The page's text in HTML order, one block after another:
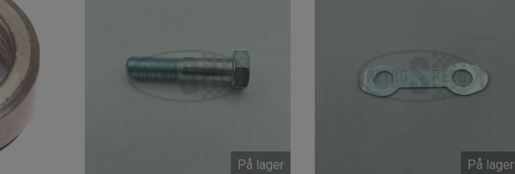
På lager På lager